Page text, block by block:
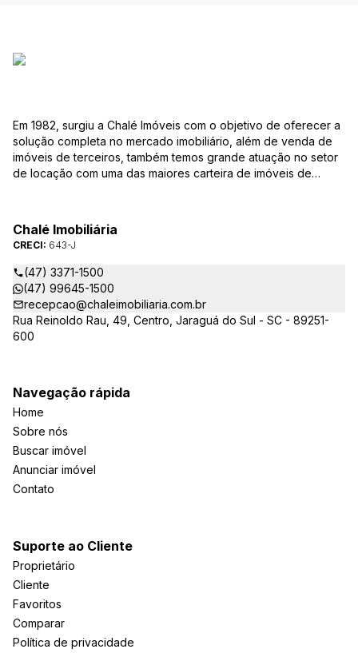
Em 1982, surgiu a Chalé Imóveis com o objetivo de oferecer a
solução completa no mercado imobiliário, além de venda de
imóveis de terceiros, também temos grande atuação no setor
de locação com uma das maiores carteira de imóveis de
Arte Imóveis. E também reavaliamos a nossa Missão, Visão e
Valores.
Chalé Imobiliária
CRECI: 643-J
(47) 3371-1500
(47) 99645-1500
recepcao@chaleimobiliaria.com.br
Rua Reinoldo Rau, 49, Centro, Jaraguá do Sul - SC - 89251-
600
Navegação rápida
Home
Sobre nós
Buscar imóvel
Anunciar imóvel
Contato
Suporte ao Cliente
Proprietário
Cliente
Favoritos
Comparar
Política de privacidade